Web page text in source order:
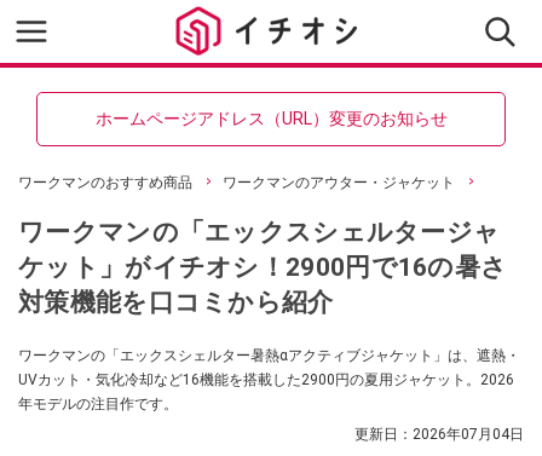
ホームページアドレス（URL）変更のお知らせ
ワークマンのおすすめ商品 ワークマンのアウター・ジャケット
ワークマンの「エックスシェルタージャ
ケット」がイチオシ！2900円で16の暑さ
対策機能を口コミから紹介
ワークマンの「エックスシェルター暑熱αアクティブジャケット」は、遮熱・
UVカット・気化冷却など16機能を搭載した2900円の夏用ジャケット。2026
年モデルの注目作です。
更新日： 2026年07月04日